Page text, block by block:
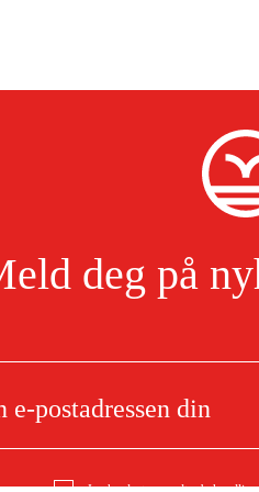
deg på